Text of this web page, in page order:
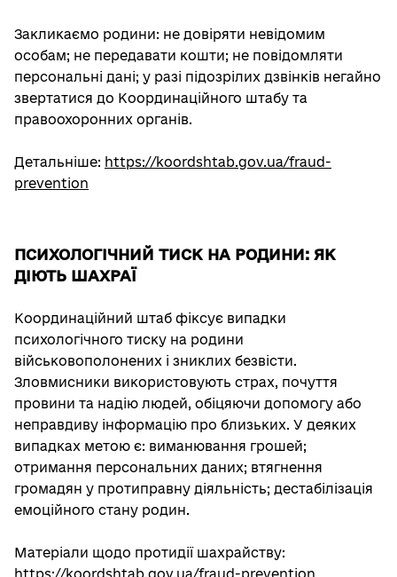
Закликаємо родини: не довіряти невідомим
особам; не передавати кошти; не повідомляти
персональні дані; у разі підозрілих дзвінків негайно
звертатися до Координаційного штабу та
правоохоронних органів.
Детальніше: https://koordshtab.gov.ua/fraud-
prevention
ПСИХОЛОГІЧНИЙ ТИСК НА РОДИНИ: ЯК
ДІЮТЬ ШАХРАЇ
Координаційний штаб фіксує випадки
психологічного тиску на родини
військовополонених і зниклих безвісти.
Зловмисники використовують страх, почуття
провини та надію людей, обіцяючи допомогу або
неправдиву інформацію про близьких. У деяких
випадках метою є: виманювання грошей;
отримання персональних даних; втягнення
громадян у протиправну діяльність; дестабілізація
емоційного стану родин.
Матеріали щодо протидії шахрайству:
https://koordshtab.gov.ua/fraud-prevention